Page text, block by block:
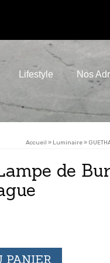
Lifestyle Nos
Accueil » Luminaire»
de
PANIER